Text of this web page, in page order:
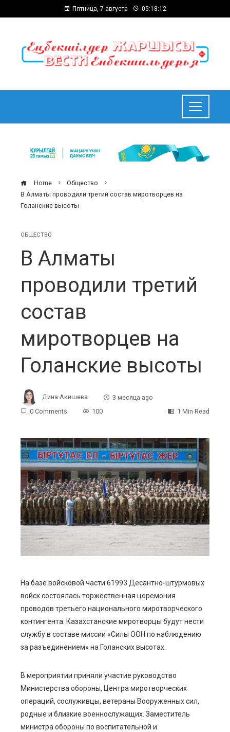
Пятница, 7 августа 05:18:13
Home
Общество
В Алматы проводили третий состав миротворцев на
Голанские высоты
ОБЩЕСТВО
В Алматы
проводили третий
состав
миротворцев на
Голанские высоты
Дина Акишева
3 месяца ago
0 Comments
100 1 Min Read
На базе войсковой части 61993 Десантно-штурмовых
войск состоялась торжественная церемония
проводов третьего национального миротворческого
контингента. Казахстанские миротворцы будут нести
службу в составе миссии «Силы ООН по наблюдению
за разъединением» на Голанских высотах.
В мероприятии приняли участие руководство
Министерства обороны, Центра миротворческих
операций, сослуживцы, ветераны Вооруженных сил,
родные и близкие военнослужащих. Заместитель
министра обороны по воспитательной и